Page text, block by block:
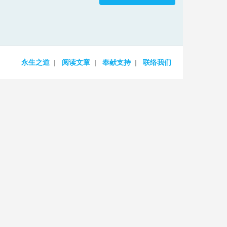
永生之道 阅读文章 奉献支持 联络我们